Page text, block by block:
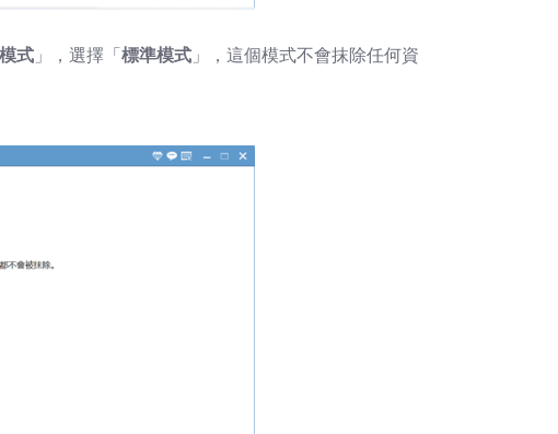
式」，選擇「標準模式」，這個模式不會抹除任何資